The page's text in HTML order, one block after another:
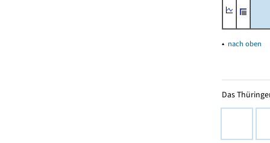
▴ nach oben
Das